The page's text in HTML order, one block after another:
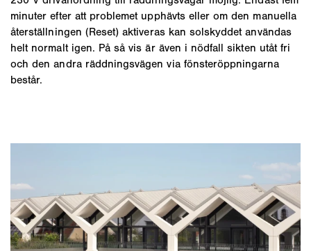
minuter efter att problemet upphävts eller om den manuella
återställningen (Reset) aktiveras kan solskyddet användas
helt normalt igen. På så vis är även i nödfall sikten utåt fri
och den andra räddningsvägen via fönsteröppningarna
består.